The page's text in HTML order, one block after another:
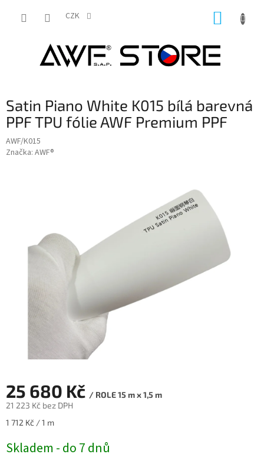
CZK
Satin Piano White K015 bílá barevná
PPF TPU fólie AWF Premium PPF
AWF/K015
Značka: AWF®
25 680 Kč / ROLE 15 m x 1,5 m
21 223 Kč bez DPH
Měrná
1 712 Kč / 1 m
Skladem - do 7 dnů